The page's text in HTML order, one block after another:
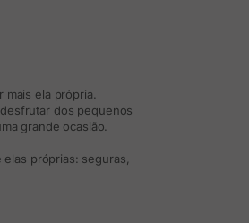
ela própria.
dos pequenos
grande ocasião.
próprias: seguras,